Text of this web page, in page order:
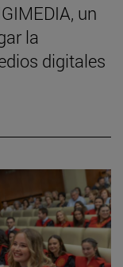
un
la
digitales